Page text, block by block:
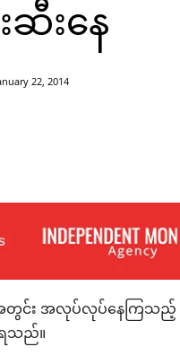
ဆီးနေ
22, 2014
အတွင်း အလုပ်လုပ်နေကြသ
သည်။